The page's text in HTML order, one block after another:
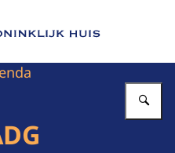
van Het Koninklijk Huis